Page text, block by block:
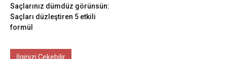
Saçlarınız dümdüz görünsün:
Saçları düzleştiren 5 etkili
formül
İlginizi Çekebilir